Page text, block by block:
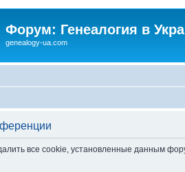
Форум: Генеалогия в
genealogy-ua.com
все cookie, установленные данным